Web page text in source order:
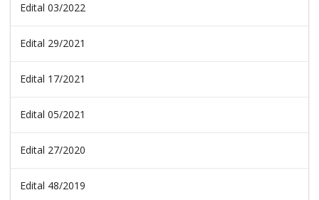
Edital 03/2022
Edital 29/2021
Edital 17/2021
Edital 05/2021
Edital 27/2020
Edital 48/2019